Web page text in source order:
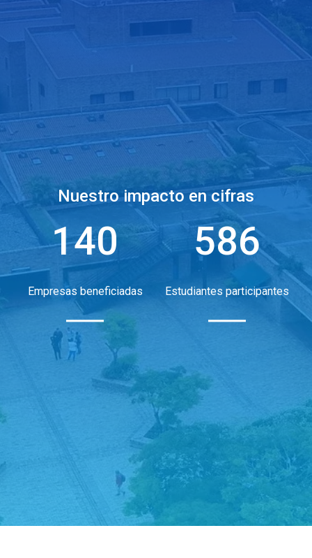
Nuestro impacto en cifras
140
Empresas beneficiadas
586
Estudiantes participantes